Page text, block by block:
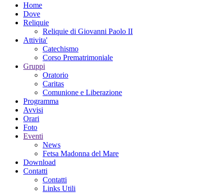
Home
Dove
Reliquie
Reliquie di Giovanni Paolo II
Attivita'
Catechismo
Corso Prematrimoniale
Gruppi
Oratorio
Caritas
Comunione e Liberazione
Programma
Avvisi
Orari
Foto
Eventi
News
Fetsa Madonna del Mare
Download
Contatti
Contatti
Links Utili